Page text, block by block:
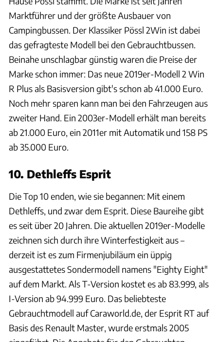
Marktführer und der größte Ausbauer von
Campingbussen. Der Klassiker Pössl 2Win ist dabei
das gefragteste Modell bei den Gebrauchtbussen.
Beinahe unschlagbar günstig waren die Preise der
Marke schon immer: Das neue 2019er-Modell 2 Win
R Plus als Basisversion gibt's schon ab 41.000 Euro.
Noch mehr sparen kann man bei den Fahrzeugen aus
zweiter Hand. Ein 2003er-Modell erhält man bereits
ab 21.000 Euro, ein 2011er mit Automatik und 158 PS
ab 35.000 Euro.
10. Dethleffs Esprit
Die Top 10 enden, wie sie begannen: Mit einem
Dethleffs, und zwar dem Esprit. Diese Baureihe gibt
es seit über 20 Jahren. Die aktuellen 2019er-Modelle
zeichnen sich durch ihre Winterfestigkeit aus –
derzeit ist es zum Firmenjubiläum ein üppig
ausgestattetes Sondermodell namens "Eighty Eight"
auf dem Markt. Als T-Version kostet es ab 83.999, als
I-Version ab 94.999 Euro. Das beliebteste
Gebrauchtmodell auf Caraworld.de, der Esprit RT auf
Basis des Renault Master, wurde erstmals 2005